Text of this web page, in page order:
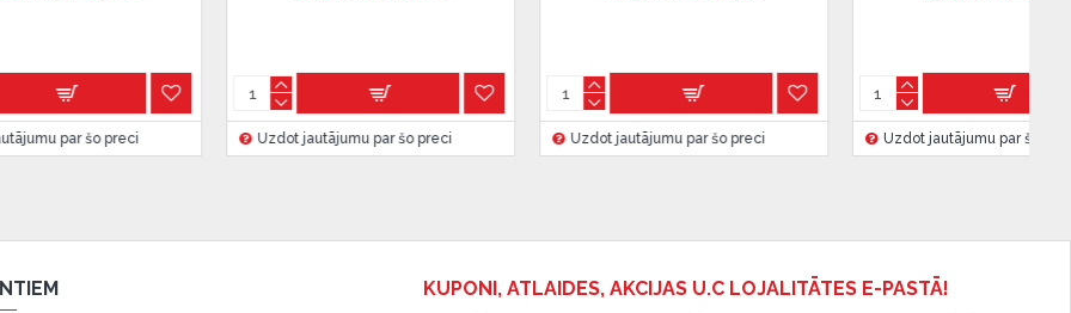
savas finansiālās
šo preci Uzdot jautājumu par šo preci Uzdot jautājumu par šo preci Uzdot jautājumu par šo preci
KUPONI, ATLAIDES, AKCIJAS U.C LOJALITĀTES E-PASTĀ!